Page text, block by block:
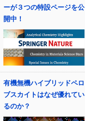
ーが３つの特設ページを公
開中！
有機無機ハイブリッドペロ
ブスカイトはなぜ優れてい
るのか？